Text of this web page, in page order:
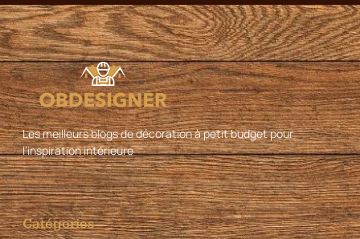
Les meilleurs blogs de décoration à petit budget pour
l’inspiration intérieure
Catégories